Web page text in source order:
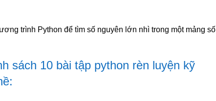
trình Python để tìm số nguyên lớn nhì trong một mảng số
sách 10 bài tập python rèn luyện kỹ